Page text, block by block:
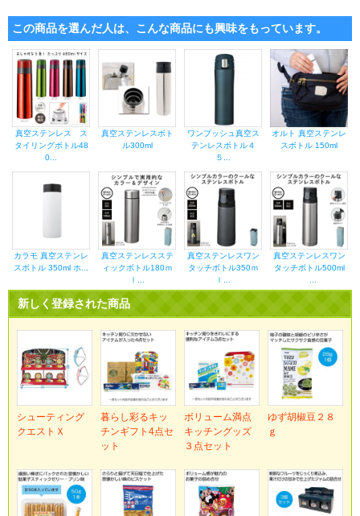
この商品を選んだ人は、こんな商品にも興味をもっています。
真空ステンレス ス
タイリングボトル48
0...
真空ステンレスボト
ル300ml
ワンプッシュ真空ス
テンレスボトル４
５...
オルト 真空ステンレ
スボトル 150ml
カラモ 真空ステンレ
スボトル 350ml ホ...
真空ステンレスステ
ィックボトル180ｍ
ｌ...
真空ステンレスワン
タッチボトル350ｍ
ｌ...
真空ステンレスワン
タッチボトル500ml
新しく登録された商品
シューティング
クエストＸ
暮らし彩るキッ
チンギフト4点セ
ット
ボリューム満点
キッチングッズ
３点セット
ゆず胡椒豆２８
ｇ